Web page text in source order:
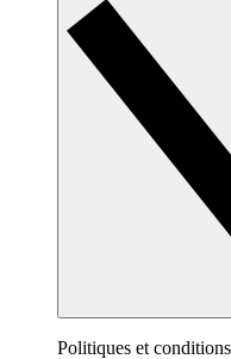
Politiques et conditions